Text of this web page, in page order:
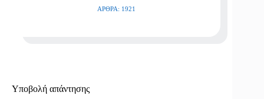
ΆΡΘΡΑ: 1921
Υποβολή απάντησης